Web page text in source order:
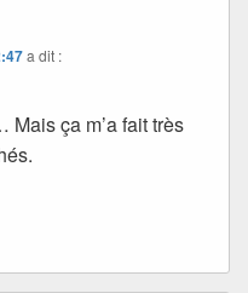
a dit :
ça m’a fait très